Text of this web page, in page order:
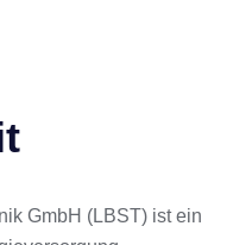
GmbH (LBST) ist ein